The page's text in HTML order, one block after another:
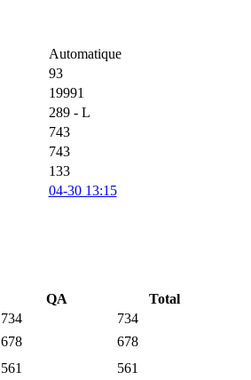
Automatique
93
19991
289 - L
743
743
133
04-30 13:15
QA
Total
734
734
678
678
561
561